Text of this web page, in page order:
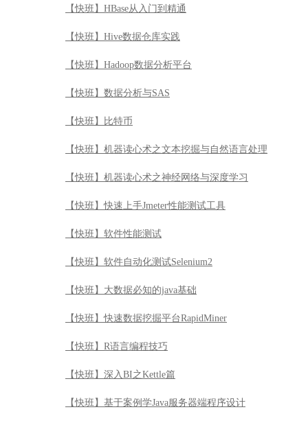
【快班】HBase从入门到精通
【快班】Hive数据仓库实践
【快班】Hadoop数据分析平台
【快班】数据分析与SAS
【快班】比特币
【快班】机器读心术之文本挖掘与自然语言处理
【快班】机器读心术之神经网络与深度学习
【快班】快速上手Jmeter性能测试工具
【快班】软件性能测试
【快班】软件自动化测试Selenium2
【快班】大数据必知的java基础
【快班】快速数据挖掘平台RapidMiner
【快班】R语言编程技巧
【快班】深入BI之Kettle篇
【快班】基于案例学Java服务器端程序设计